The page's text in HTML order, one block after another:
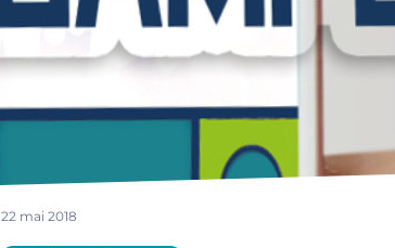
22 mai 2018